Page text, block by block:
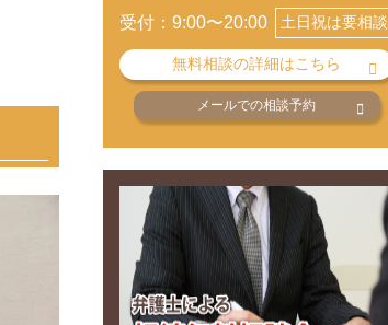
受付：9:00〜20:00 土日祝は要相談
無料相談の詳細はこちら
メールでの相談予約